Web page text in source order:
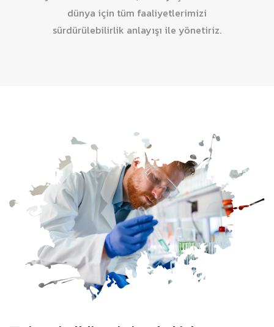
dünya için tüm faaliyetlerimizi
sürdürülebilirlik anlayışı ile yönetiriz.